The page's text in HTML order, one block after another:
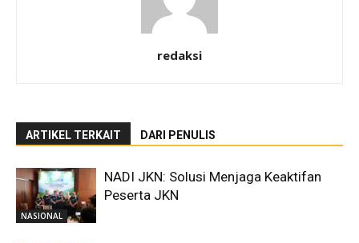
redaksi
ARTIKEL TERKAIT DARI PENULIS
NASIONAL
NADI JKN: Solusi Menjaga Keaktifan
Peserta JKN